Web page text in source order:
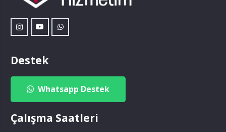
Destek
Whatsapp Destek
Çalışma Saatleri